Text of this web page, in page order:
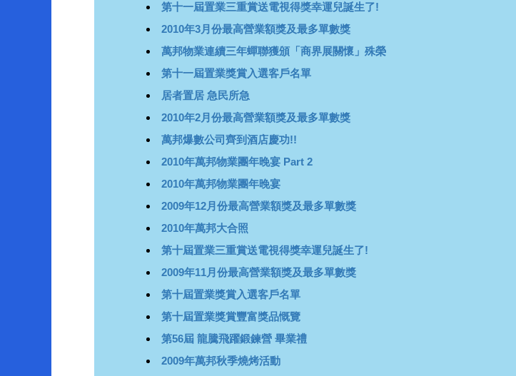
第十一屆置業三重賞送電視得獎幸運兒誕生了!
2010年3月份最高營業額獎及最多單數獎
萬邦物業連續三年蟬聯獲頒「商界展關懷」殊榮
第十一屆置業獎賞入選客戶名單
居者置居 急民所急
2010年2月份最高營業額獎及最多單數獎
萬邦爆數公司齊到酒店慶功!!
2010年萬邦物業團年晚宴 Part 2
2010年萬邦物業團年晚宴
2009年12月份最高營業額獎及最多單數獎
2010年萬邦大合照
第十屆置業三重賞送電視得獎幸運兒誕生了!
2009年11月份最高營業額獎及最多單數獎
第十屆置業獎賞入選客戶名單
第十屆置業獎賞豐富獎品慨覽
第56屆 龍騰飛躍鍛鍊營 畢業禮
2009年萬邦秋季燒烤活動